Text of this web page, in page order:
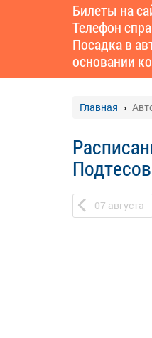
Билеты на
Телефон
Посадка в
основании
Главная
07 августа